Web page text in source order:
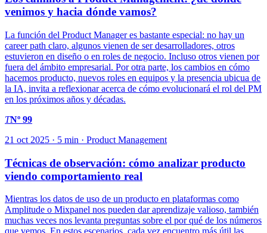
venimos y hacia dónde vamos?
La función del Product Manager es bastante especial: no hay un
career path claro, algunos vienen de ser desarrolladores, otros
estuvieron en diseño o en roles de negocio. Incluso otros vienen por
fuera del ámbito empresarial. Por otra parte, los cambios en cómo
hacemos producto, nuevos roles en equipos y la presencia ubicua de
la IA, invita a reflexionar acerca de cómo evolucionará el rol del PM
en los próximos años y décadas.
TNº 99
21 oct 2025 · 5 min · Product Management
Técnicas de observación: cómo analizar producto
viendo comportamiento real
Mientras los datos de uso de un producto en plataformas como
Amplitude o Mixpanel nos pueden dar aprendizaje valioso, también
muchas veces nos levanta preguntas sobre el por qué de los números